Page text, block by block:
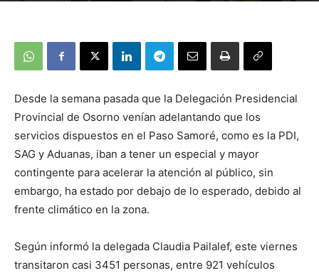
Desde la semana pasada que la Delegación Presidencial
Provincial de Osorno venían adelantando que los
servicios dispuestos en el Paso Samoré, como es la PDI,
SAG y Aduanas, iban a tener un especial y mayor
contingente para acelerar la atención al público, sin
embargo, ha estado por debajo de lo esperado, debido al
frente climático en la zona.
Según informó la delegada Claudia Pailalef, este viernes
transitaron casi 3451 personas, entre 921 vehículos